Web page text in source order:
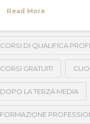
Read More
CORSI DI QUALIFICA
CORSI GRATUITI
DOPO LA TERZA MEDIA
FORMAZIONE